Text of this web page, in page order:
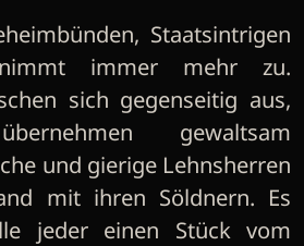
Staatsintrigen
immer mehr zu.
sich gegenseitig aus,
gewaltsam
und gierige Lehnsherren
mit ihren Söldnern. Es
jeder einen Stück vom